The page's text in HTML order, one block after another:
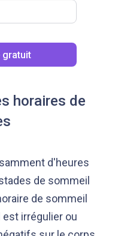
gratuit
horaires de
d'heures
de sommeil
de sommeil
irrégulier ou